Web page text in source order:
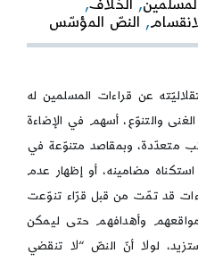
السياسة
الإسلام:
البحث
, الخلاف,
, النصّ المؤسّس
عن قراءات المسلمين له
والتنوّع، أسهم في الإضاءة
متعدّدة، وبمقاصد متنوّعة في
مضامينه، أو إظهار عدم
قد تمّت من قبل قرّاء تنوّعت
وأهدافهم حتى ليمكن
لولا أنّ النصّ “لا تنقضي